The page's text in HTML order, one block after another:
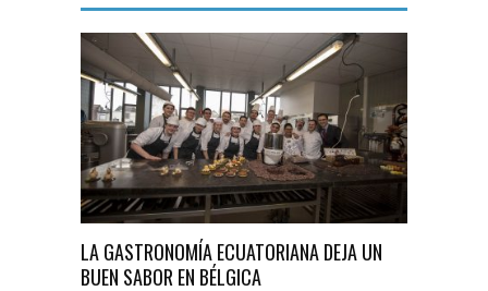
LA GASTRONOMÍA ECUATORIANA DEJA UN
BUEN SABOR EN BÉLGICA